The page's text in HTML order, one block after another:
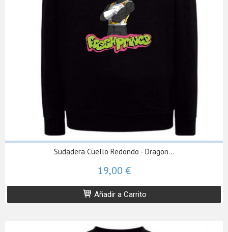
Sudadera Cuello Redondo - Dragon...
19,00 €
Añadir a Carrito